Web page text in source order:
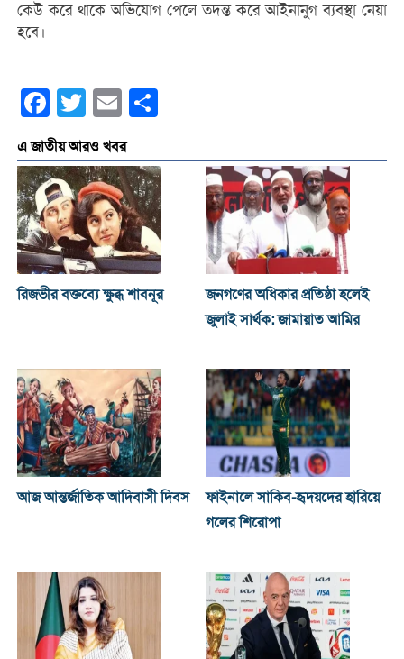
কেউ করে থাকে অভিযোগ পেলে তদন্ত করে আইনানুগ ব্যবস্থা নেয়া
হবে।
Facebook
Twitter Email
এ জাতীয় আরও খবর
রিজভীর বক্তব্যে ক্ষুব্ধ শাবনূর
জনগণের অধিকার প্রতিষ্ঠা হলেই
জুলাই সার্থক: জামায়াত আমির
আজ আন্তর্জাতিক আদিবাসী দিবস
ফাইনালে সাকিব-হৃদয়দের হারিয়ে
গলের শিরোপা